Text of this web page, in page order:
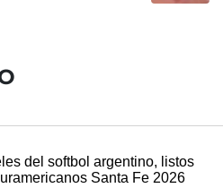
del softbol argentino, listos
Santa Fe 2026